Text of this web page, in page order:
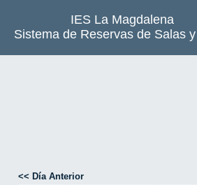
IES La Magdalena
Sistema de Reservas de Salas
<< Día Anterior